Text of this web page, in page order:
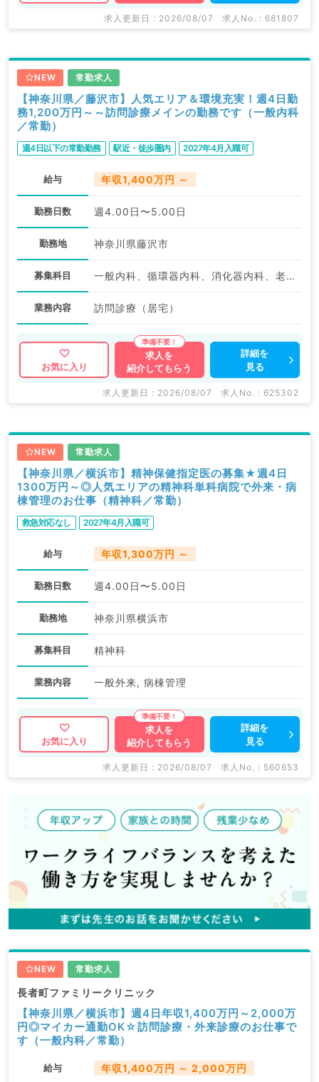
求人更新日 : 2026/08/07 求人No. : 681807
NEW 常勤求人
【神奈川県／藤沢市】人気エリア＆環境充実！週4日勤
務1,200万円～～訪問診療メインの勤務です（一般内科
／常勤）
週4日以下の常勤勤務 駅近・徒歩圏内 2027年4月入職可
給与 年収1,400万円 ～
勤務日数 週4.00日〜5.00日
勤務地 神奈川県藤沢市
募集科目 一般内科、循環器内科、消化器内科、老年内科、外科系全般、一般外科
業務内容 訪問診療（居宅）
お気に入り
求人を
紹介してもらう
詳細を
見る
求人更新日 : 2026/08/07 求人No. : 625302
NEW 常勤求人
【神奈川県／横浜市】精神保健指定医の募集★週4日
1300万円～◎人気エリアの精神科単科病院で外来・病
棟管理のお仕事（精神科／常勤）
救急対応なし 2027年4月入職可
給与 年収1,300万円 ～
勤務日数 週4.00日〜5.00日
勤務地 神奈川県横浜市
募集科目 精神科
業務内容 一般外来, 病棟管理
お気に入り
求人を
紹介してもらう
詳細を
見る
求人更新日 : 2026/08/07 求人No. : 560653
NEW 常勤求人
長者町ファミリークリニック
【神奈川県／横浜市】週4日年収1,400万円～2,000万
円◎マイカー通勤OK☆訪問診療・外来診療のお仕事で
す（一般内科／常勤）
給与 年収1,400万円 ～ 2,000万円